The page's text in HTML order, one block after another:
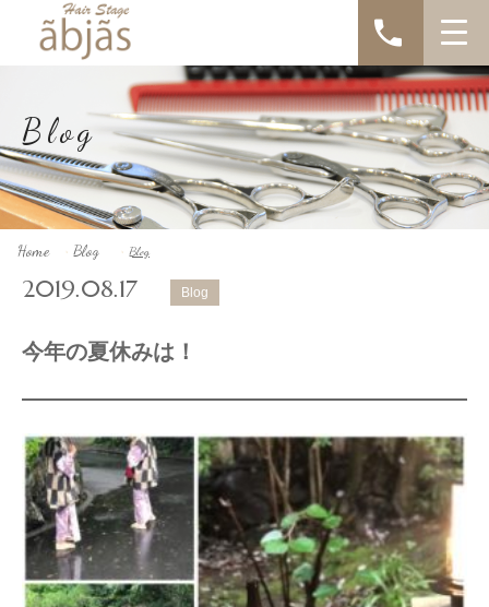
Blog
Home > Blog > Blog
2019.08.17 Blog
今年の夏休みは！